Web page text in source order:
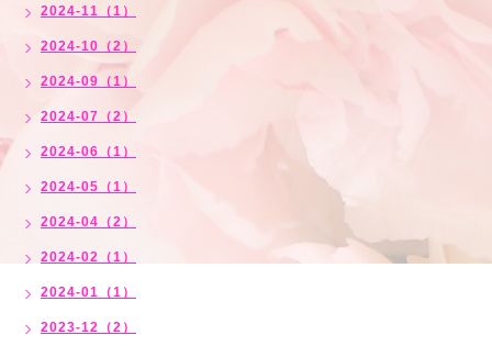
2024-11（1）
2024-10（2）
2024-09（1）
2024-07（2）
2024-06（1）
2024-05（1）
2024-04（2）
2024-02（1）
2024-01（1）
2023-12（2）